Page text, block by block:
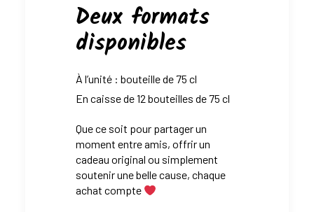
Deux formats
disponibles
À l’unité : bouteille de 75 cl
En caisse de 12 bouteilles de 75 cl
Que ce soit pour partager un
moment entre amis, offrir un
cadeau original ou simplement
soutenir une belle cause, chaque
achat compte